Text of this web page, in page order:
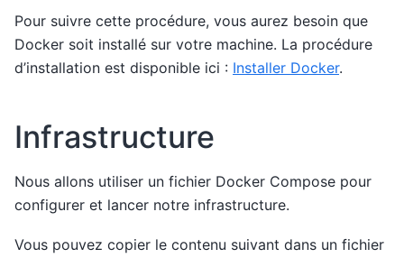
Pour suivre cette procédure, vous aurez besoin que
Docker soit installé sur votre machine. La procédure
d’installation est disponible ici : Installer Docker.
Infrastructure
Nous allons utiliser un fichier Docker Compose pour
configurer et lancer notre infrastructure.
Vous pouvez copier le contenu suivant dans un fichier